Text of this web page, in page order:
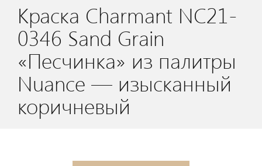
Краска Charmant NC21-
0346 Sand Grain
«Песчинка» из палитры
Nuance — изысканный
коричневый